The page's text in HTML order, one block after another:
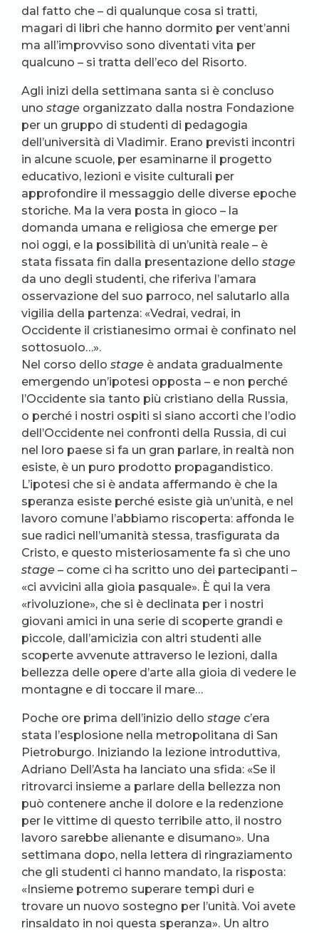
dal fatto che – di qualunque cosa si tratti,
magari di libri che hanno dormito per vent’anni
ma all’improvviso sono diventati vita per
qualcuno – si tratta dell’eco del Risorto.
Agli inizi della settimana santa si è concluso
uno stage organizzato dalla nostra Fondazione
per un gruppo di studenti di pedagogia
dell’università di Vladimir. Erano previsti incontri
in alcune scuole, per esaminarne il progetto
educativo, lezioni e visite culturali per
approfondire il messaggio delle diverse epoche
storiche. Ma la vera posta in gioco – la
domanda umana e religiosa che emerge per
noi oggi, e la possibilità di un’unità reale – è
stata fissata fin dalla presentazione dello stage
da uno degli studenti, che riferiva l’amara
osservazione del suo parroco, nel salutarlo alla
vigilia della partenza: «Vedrai, vedrai, in
Occidente il cristianesimo ormai è confinato nel
sottosuolo…».
Nel corso dello stage è andata gradualmente
emergendo un’ipotesi opposta – e non perché
l’Occidente sia tanto più cristiano della Russia,
o perché i nostri ospiti si siano accorti che l’odio
dell’Occidente nei confronti della Russia, di cui
nel loro paese si fa un gran parlare, in realtà non
esiste, è un puro prodotto propagandistico.
L’ipotesi che si è andata affermando è che la
speranza esiste perché esiste già un’unità, e nel
lavoro comune l’abbiamo riscoperta: affonda le
sue radici nell’umanità stessa, trasfigurata da
Cristo, e questo misteriosamente fa sì che uno
stage – come ci ha scritto uno dei partecipanti –
«ci avvicini alla gioia pasquale». È qui la vera
«rivoluzione», che si è declinata per i nostri
giovani amici in una serie di scoperte grandi e
piccole, dall’amicizia con altri studenti alle
scoperte avvenute attraverso le lezioni, dalla
bellezza delle opere d’arte alla gioia di vedere le
montagne e di toccare il mare…
Poche ore prima dell’inizio dello stage c’era
stata l’esplosione nella metropolitana di San
Pietroburgo. Iniziando la lezione introduttiva,
Adriano Dell’Asta ha lanciato una sfida: «Se il
ritrovarci insieme a parlare della bellezza non
può contenere anche il dolore e la redenzione
per le vittime di questo terribile atto, il nostro
lavoro sarebbe alienante e disumano». Una
settimana dopo, nella lettera di ringraziamento
che gli studenti ci hanno mandato, la risposta:
«Insieme potremo superare tempi duri e
trovare un nuovo sostegno per l’unità. Voi avete
rinsaldato in noi questa speranza». Un altro